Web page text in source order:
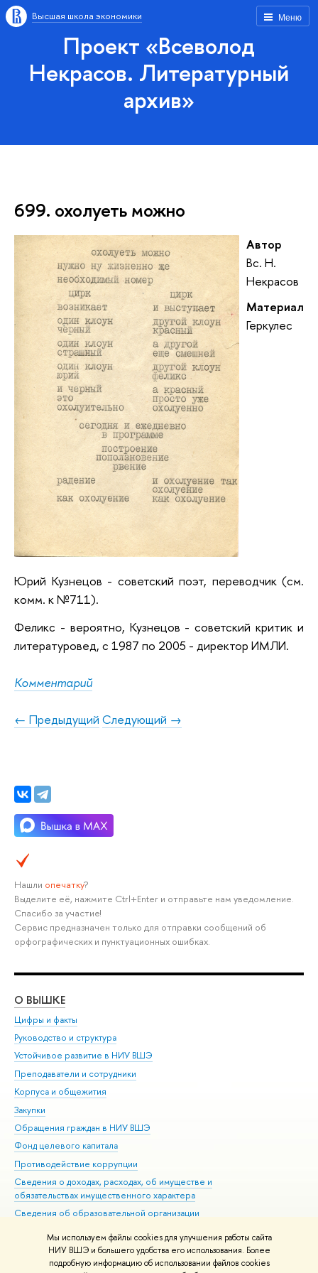
Мы используем файлы cookies для улучшения работы сайта
НИУ ВШЭ и большего удобства его использования. Более
подробную информацию об использовании файлов cookies
Меню
Высшая школа экономики
Проект «Всеволод
Некрасов. Литературный
архив»
699. охолуеть можно
Автор
Вс. Н.
Некрасов
Материал
Геркулес
Юрий Кузнецов - советский поэт, переводчик (см.
комм. к №711).
Феликс - вероятно, Кузнецов - советский критик и
литературовед, с 1987 по 2005 - директор ИМЛИ.
Комментарий
← Предыдущий Следующий →
Нашли опечатку?
Выделите её, нажмите Ctrl+Enter и отправьте нам уведомление.
Спасибо за участие!
Сервис предназначен только для отправки сообщений об
орфографических и пунктуационных ошибках.
О ВЫШКЕ
Цифры и факты
Руководство и структура
Устойчивое развитие в НИУ ВШЭ
Преподаватели и сотрудники
Корпуса и общежития
Закупки
Обращения граждан в НИУ ВШЭ
Фонд целевого капитала
Противодействие коррупции
Сведения о доходах, расходах, об имуществе и
обязательствах имущественного характера
Сведения об образовательной организации
Людям с ограниченными возможностями здоровья
Единая платежная страница
Работа в Вышке